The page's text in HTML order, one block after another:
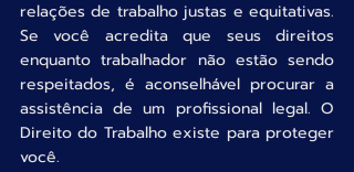
relações de trabalho justas e equitativas.
Se você acredita que seus direitos
enquanto trabalhador não estão sendo
respeitados, é aconselhável procurar a
assistência de um profissional legal. O
Direito do Trabalho existe para proteger
você.